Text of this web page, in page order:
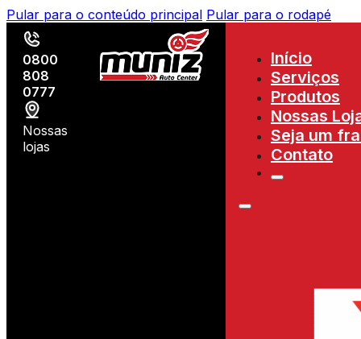
Pular para o conteúdo principal Pular para o rodapé
0800
808
0777
Nossas
lojas
Início
Serviços
Produtos
Nossas
Seja um
Contato